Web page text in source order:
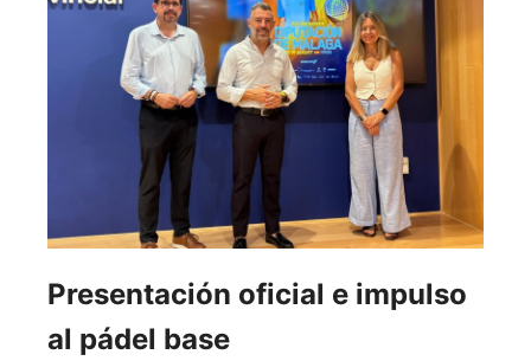
Presentación oficial e impulso
al pádel base